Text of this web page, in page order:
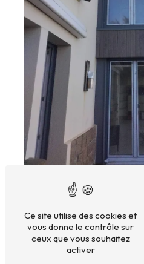
DES MATÉRIAUX
POUR UN RENDU
Zinc alu PVC et
projet
Ce site utilise des cookies et
vous donne le contrôle sur
ceux que vous souhaitez
activer